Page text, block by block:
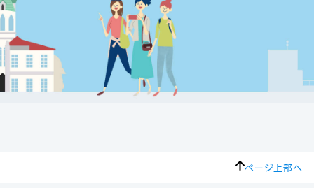
ページ上部へ